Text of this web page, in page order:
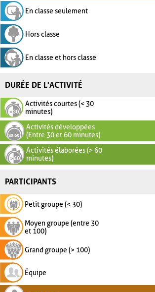
En classe seulement
Hors classe
En classe et hors classe
DURÉE DE L'ACTIVITÉ
Activités courtes (< 30
minutes)
Activités développées
(Entre 30 et 60 minutes)
Activités élaborées (> 60
minutes)
PARTICIPANTS
Petit groupe (< 30)
Moyen groupe (entre 30
et 100)
Grand groupe (> 100)
Équipe